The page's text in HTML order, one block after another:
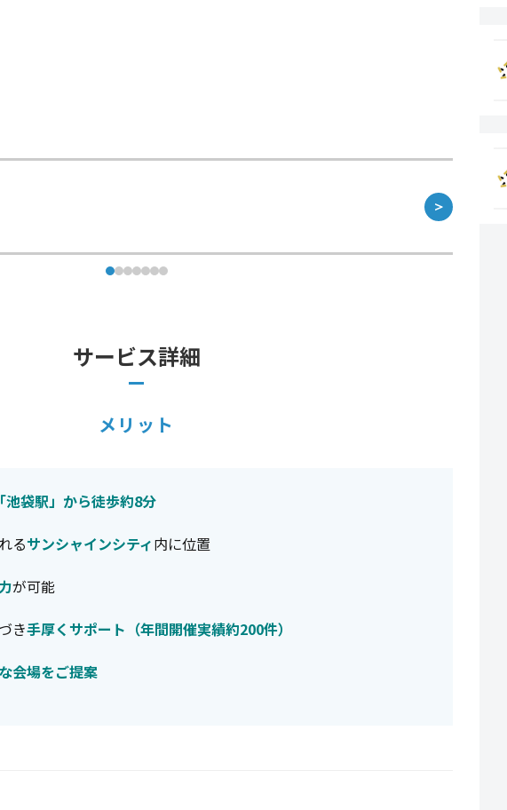
＞
サービス詳細
メリット
「池袋駅」から徒歩約8分
るサンシャインシティ内に位置
が可能
き手厚くサポート（年間開催実績約200件）
会場をご提案